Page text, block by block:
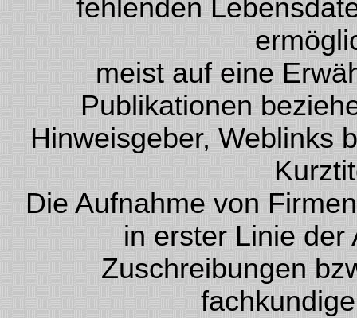
fehlenden
meist auf eine
Publikationen
Hinweisgeber, Weblinks
Die Aufnahme von
in erster Linie der
Zuschreibungen